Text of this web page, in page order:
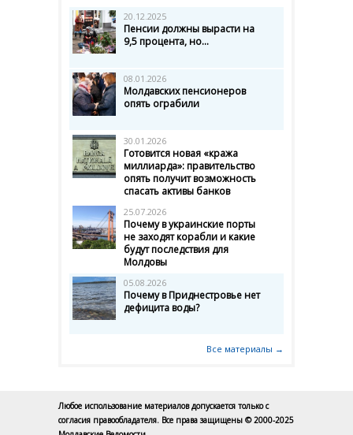
20.12.2025
Пенсии должны вырасти на
9,5 процента, но...
08.01.2026
Молдавских пенсионеров
опять ограбили
30.01.2026
Готовится новая «кража
миллиарда»: правительство
опять получит возможность
спасать активы банков
25.07.2026
Почему в украинские порты
не заходят корабли и какие
будут последствия для
Молдовы
05.08.2026
Почему в Приднестровье нет
дефицита воды?
Все материалы →
Любое использование материалов допускается только с
согласия правообладателя. Все права защищены © 2000-2025